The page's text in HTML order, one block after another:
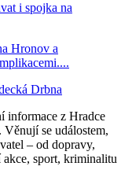
i spojka na
Hronov a
Drbna
informace z Hradce
se událostem,
– od dopravy,
sport, kriminalitu